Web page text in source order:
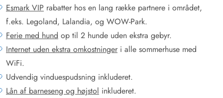
Esmark VIP rabatter hos en lang række partnere i området,
f.eks. Legoland, Lalandia, og WOW-Park.
Ferie med hund op til 2 hunde uden ekstra gebyr.
Internet uden ekstra omkostninger i alle sommerhuse med
WiFi.
Udvendig vinduespudsning inkluderet.
Lån af barneseng og højstol inkluderet.